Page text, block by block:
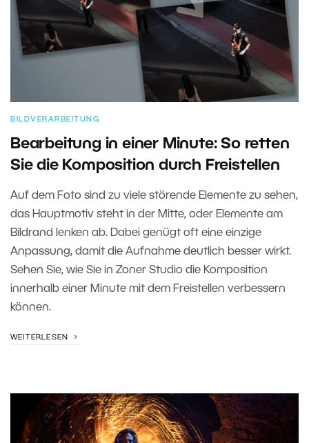
BILDVERARBEITUNG
Bearbeitung in einer Minute: So retten
Sie die Komposition durch Freistellen
Auf dem Foto sind zu viele störende Elemente zu sehen,
das Hauptmotiv steht in der Mitte, oder Elemente am
Bildrand lenken ab. Dabei genügt oft eine einzige
Anpassung, damit die Aufnahme deutlich besser wirkt.
Sehen Sie, wie Sie in Zoner Studio die Komposition
innerhalb einer Minute mit dem Freistellen verbessern
können.
WEITERLESEN